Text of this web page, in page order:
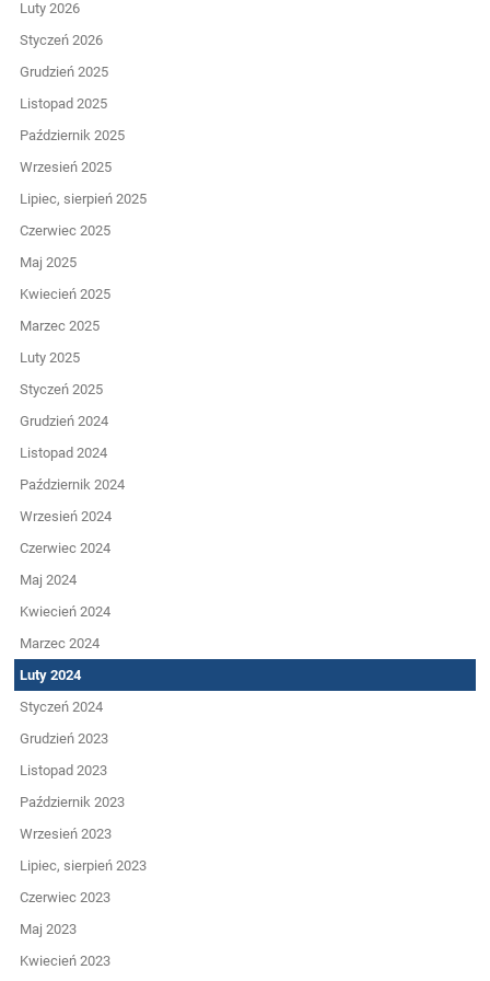
Luty 2026
Styczeń 2026
Grudzień 2025
Listopad 2025
Październik 2025
Wrzesień 2025
Lipiec, sierpień 2025
Czerwiec 2025
Maj 2025
Kwiecień 2025
Marzec 2025
Luty 2025
Styczeń 2025
Grudzień 2024
Listopad 2024
Październik 2024
Wrzesień 2024
Czerwiec 2024
Maj 2024
Kwiecień 2024
Marzec 2024
Luty 2024
Styczeń 2024
Grudzień 2023
Listopad 2023
Październik 2023
Wrzesień 2023
Lipiec, sierpień 2023
Czerwiec 2023
Maj 2023
Kwiecień 2023